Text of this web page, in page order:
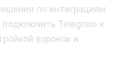
по интеграциям
Telegram к
воронок и